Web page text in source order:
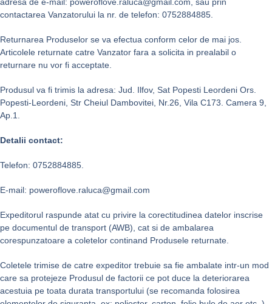
contactarea Vanzatorului la nr. de telefon: 0752884885.
Returnarea Produselor se va efectua conform celor de mai jos.
Articolele returnate catre Vanzator fara a solicita in prealabil o
returnare nu vor fi acceptate.
Produsul va fi trimis la adresa: Jud. Ilfov, Sat Popesti Leordeni Ors.
Popesti-Leordeni, Str Cheiul Dambovitei, Nr.26, Vila C173. Camera 9,
Ap.1.
Detalii contact:
Telefon: 0752884885.
E-mail: poweroflove.raluca@gmail.com
Expeditorul raspunde atat cu privire la corectitudinea datelor inscrise
pe documentul de transport (AWB), cat si de ambalarea
corespunzatoare a coletelor continand Produsele returnate.
Coletele trimise de catre expeditor trebuie sa fie ambalate intr-un mod
care sa protejeze Produsul de factorii ce pot duce la deteriorarea
acestuia pe toata durata transportului (se recomanda folosirea